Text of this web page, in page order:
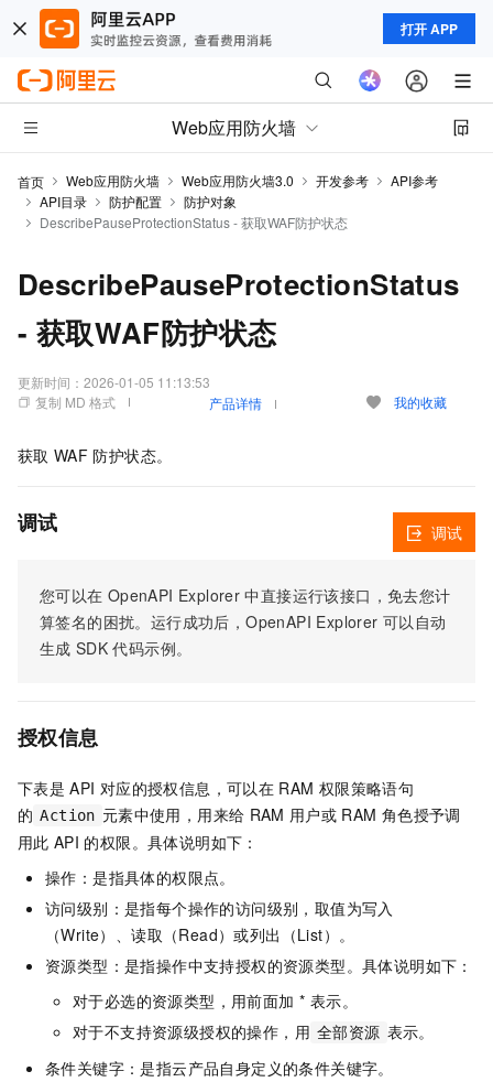
打开 APP
Web应用防火墙
首页 Web应用防火墙 Web应用防火墙3.0 开发参考
API参考
API目录
防护配置
防护对象
DescribePauseProtectionStatus - 获取WAF防护状态
DescribePauseProtectionStatus
- 获取WAF防护状态
更新时间： 2026-01-05 11:13:53
复制 MD 格式
产品详情 我的收藏
获取 WAF 防护状态。
调试
您可以在 OpenAPI Explorer 中直接运行该接口，免去您计
算签名的困扰。运行成功后，OpenAPI Explorer 可以自动
生成 SDK 代码示例。
调试
授权信息
下表是 API 对应的授权信息，可以在 RAM 权限策略语句
的 Action 元素中使用，用来给 RAM 用户或 RAM 角色授予调
用此 API 的权限。具体说明如下：
操作：是指具体的权限点。
访问级别：是指每个操作的访问级别，取值为写入
（Write）、读取（Read）或列出（List）。
资源类型：是指操作中支持授权的资源类型。具体说明如下：
对于必选的资源类型，用前面加 * 表示。
对于不支持资源级授权的操作，用 全部资源 表示。
条件关键字：是指云产品自身定义的条件关键字。